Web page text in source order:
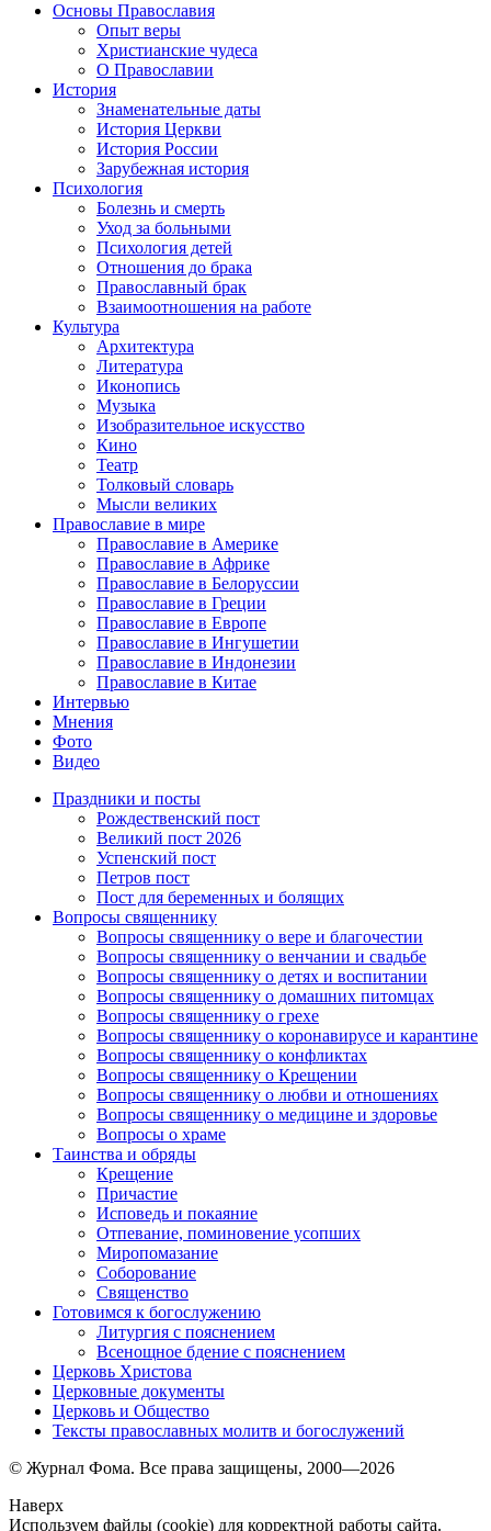
Основы Православия
Опыт веры
Христианские чудеса
О Православии
История
Знаменательные даты
История Церкви
История России
Зарубежная история
Психология
Болезнь и смерть
Уход за больными
Психология детей
Отношения до брака
Православный брак
Взаимоотношения на работе
Культура
Архитектура
Литература
Иконопись
Музыка
Изобразительное искусство
Кино
Театр
Толковый словарь
Мысли великих
Православие в мире
Православие в Америке
Православие в Африке
Православие в Белоруссии
Православие в Греции
Православие в Европе
Православие в Ингушетии
Православие в Индонезии
Православие в Китае
Интервью
Мнения
Фото
Видео
Праздники и посты
Рождественский пост
Великий пост 2026
Успенский пост
Петров пост
Пост для беременных и болящих
Вопросы священнику
Вопросы священнику о вере и благочестии
Вопросы священнику о венчании и свадьбе
Вопросы священнику о детях и воспитании
Вопросы священнику о домашних питомцах
Вопросы священнику о грехе
Вопросы священнику о коронавирусе и карантине
Вопросы священнику о конфликтах
Вопросы священнику о Крещении
Вопросы священнику о любви и отношениях
Вопросы священнику о медицине и здоровье
Вопросы о храме
Таинства и обряды
Крещение
Причастие
Исповедь и покаяние
Отпевание, поминовение усопших
Миропомазание
Соборование
Священство
Готовимся к богослужению
Литургия с пояснением
Всенощное бдение с пояснением
Церковь Христова
Церковные документы
Церковь и Общество
Тексты православных молитв и богослужений
© Журнал Фома. Все права защищены, 2000—2026
Наверх
Используем файлы (cookie) для корректной работы сайта.